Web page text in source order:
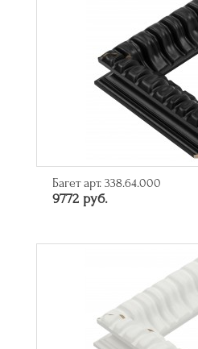
Багет арт. 338.64.000
9772 руб.